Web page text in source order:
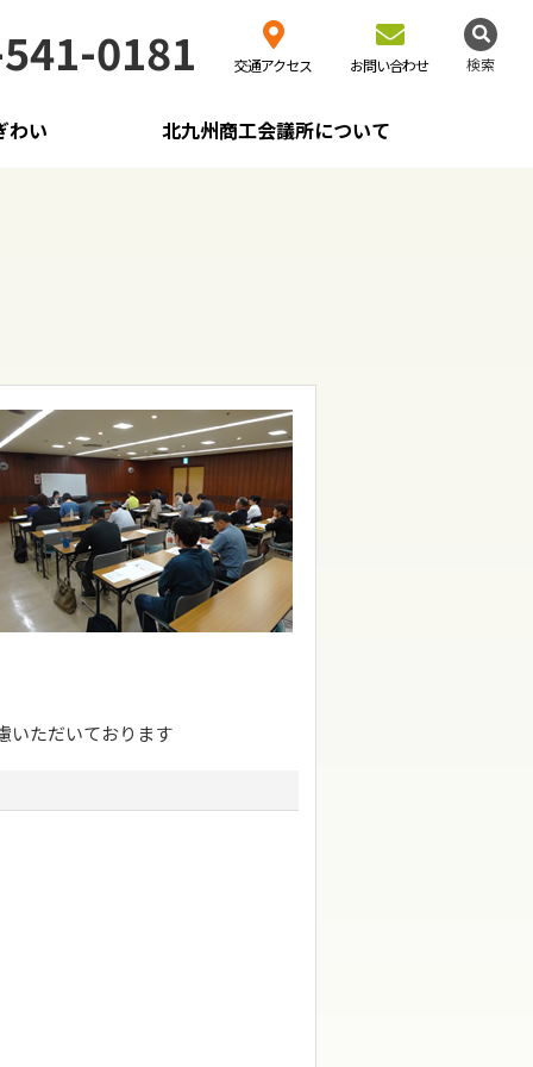
0181 交通アクセス お問い合わせ 検索
わい 北九州商工会議所について
いただいております